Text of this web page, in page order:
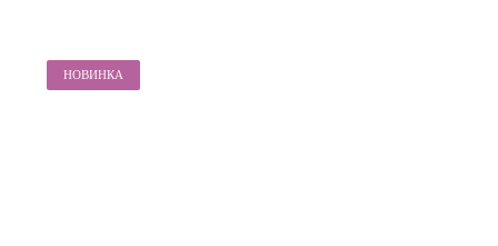
НОВИНКА